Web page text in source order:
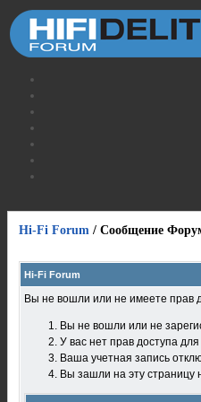
Hi-Fi Forum / Сообщение
Hi-Fi Forum
Вы не вошли или не имеете прав
Вы не вошли или не
У вас нет прав доступа
Ваша учетная запись
Вы зашли на эту